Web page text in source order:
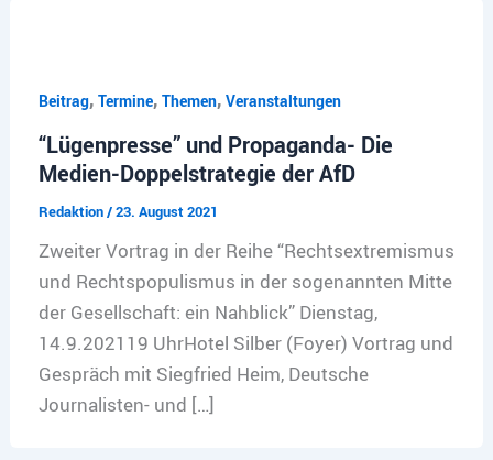
Beitrag, Termine, Themen, Veranstaltungen
“Lügenpresse” und Propaganda- Die
Medien-Doppelstrategie der AfD
Redaktion/23. August 2021
Zweiter Vortrag in der Reihe “Rechtsextremismus
und Rechtspopulismus in der sogenannten Mitte
der Gesellschaft: ein Nahblick” Dienstag,
14.9.202119 UhrHotel Silber (Foyer) Vortrag und
Gespräch mit Siegfried Heim, Deutsche
Journalisten- und […]